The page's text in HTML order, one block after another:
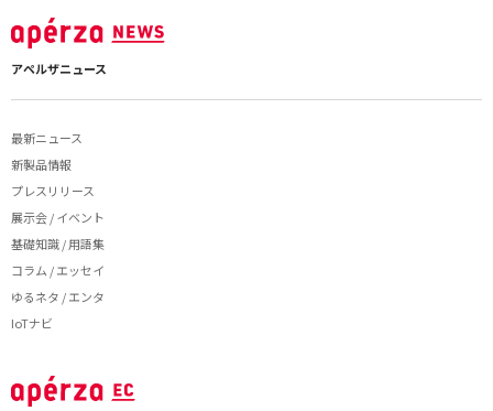
アペルザニュース
最新ニュース
新製品情報
プレスリリース
展示会 / イベント
基礎知識 / 用語集
コラム / エッセイ
ゆるネタ / エンタ
IoTナビ